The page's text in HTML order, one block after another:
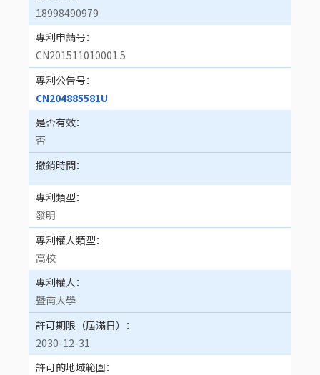
18998490979
專利申請号
CN201511010001.5
專利公告号
CN204885581U
是否有效
否
撤銷時間
專利類型
發明
專利權人類型
高校
專利權人
暨南大學
許可期限（屆滿日）
2030-12-31
許可的地域範圍